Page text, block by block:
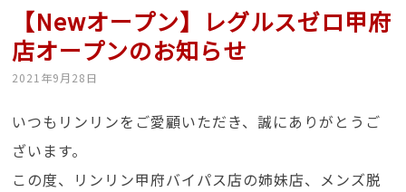
【Newオープン】レグルスゼロ甲府
店オープンのお知らせ
2021年9月28日
いつもリンリンをご愛顧いただき、誠にありがとうご
ざいます。
この度、リンリン甲府バイパス店の姉妹店、メンズ脱